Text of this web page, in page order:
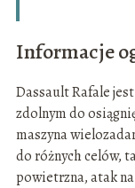
Informacje
Dassault Rafale
zdolnym do
maszyna
do różnych celów,
powietrzna, atak